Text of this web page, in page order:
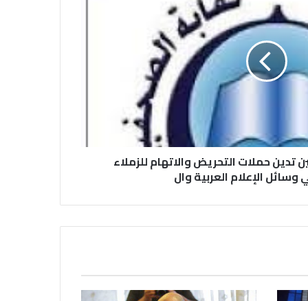
في احتفالية عيد الصحافة النجفية
بمناسبة مرور ١١٢ عاما على صدور أول
صحيفة (العلم)
في عيد الصحافة العراقية تحية لكل
الصحفيين ولأرواح شهداء الصحافة
رئيس العراق ومجلس الوزراء والنواب
العراقيين
يطالب السلطات السودانية بالإفراج
الفوري عن الزميل الصحفي اسحق
تدين حملات التحريض والاتهام للزملاء
وسائل الإعلام العربية وال